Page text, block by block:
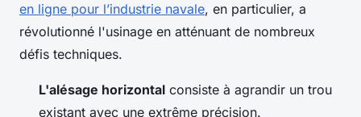
en ligne pour l’industrie navale, en particulier, a
révolutionné l'usinage en atténuant de nombreux
défis techniques.
L'alésage horizontal consiste à agrandir un trou
existant avec une extrême précision.